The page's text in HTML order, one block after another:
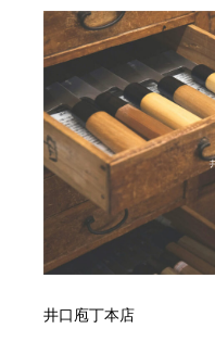
求人・採用・転職・就職・
健康・医療・福祉・病院・
健康・医療・福祉・病院・
金融・銀行・投資・保険・
金融・銀行・投資・保険・
起業・事業支援・ボランテ
起業・事業支援・ボランテ
教育・スクール・保育・幼
教育・スクール・保育・幼
校
システム開発・IT・決済・
イン
井口庖丁本店